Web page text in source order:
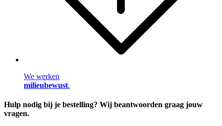
We werken
milieubewust.
Hulp nodig bij je bestelling? Wij beantwoorden graag jouw
vragen.